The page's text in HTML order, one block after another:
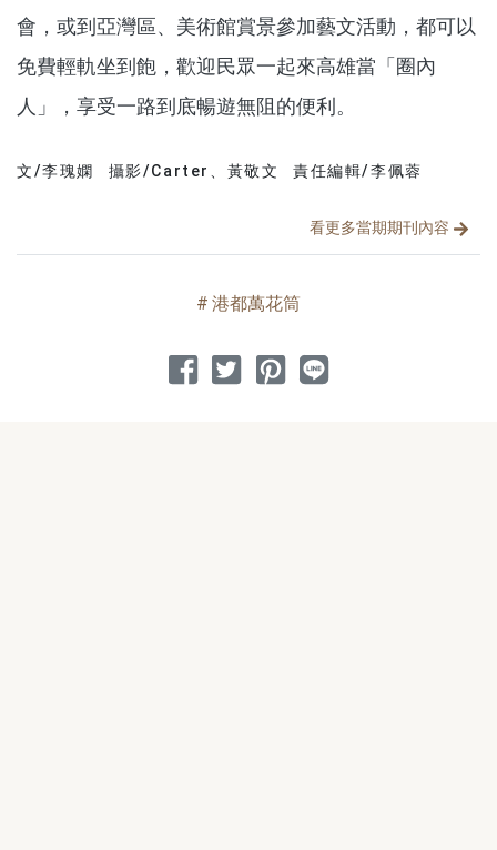
會，或到亞灣區、美術館賞景參加藝文活動，都可以
免費輕軌坐到飽，歡迎民眾一起來高雄當「圈內
人」，享受一路到底暢遊無阻的便利。
文/李瑰嫻 攝影/Carter、黃敬文 責任編輯/李佩蓉
看更多當期期刊內容
文章分類
港都萬花筒
分享文章
分享到 Facebook
分享到 Twitter
分享到 Pinterest
分享到 Line